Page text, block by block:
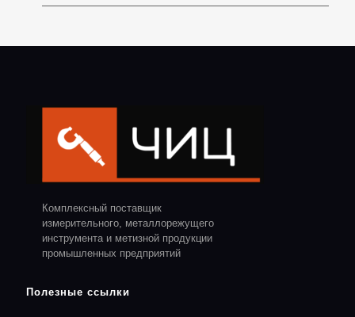
Комплексный поставщик
измерительного, металлорежущего
инструмента и метизной продукции
промышленных предприятий
Полезные ссылки